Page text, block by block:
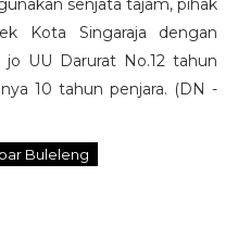
senjata tajam, pihak
Kota Singaraja dengan
jo UU Darurat No.12 tahun
10 tahun penjara. (DN -
Buleleng